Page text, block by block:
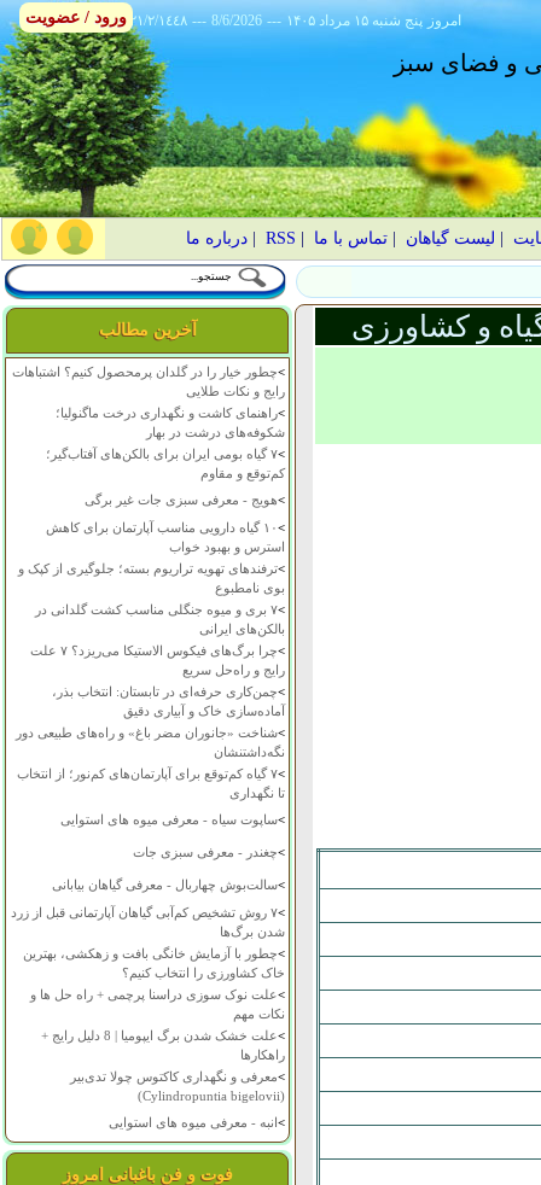
٢١/٢/١٤٤٨ --- 8/6/2026 --- ۱۴۰۵ پنج شنبه ۱۵ مرداد امروز
و فضای سبز
لیست گیاهان |تماس با ما RSS
|درباره ما
آخرین مطالب
>چطور خیار را در گلدان پرمحصول کنیم؟ اشتباهات
رایج و نکات طلایی
>راهنمای کاشت و نگهداری درخت ماگنولیا؛
شکوفه‌های درشت در بهار
>
۷ گیاه بومی ایران برای بالکن‌های آفتاب‌گیر؛
کم‌توقع و مقاوم
>هویج - معرفی سبزی جات غیر برگی
>
۱۰ گیاه دارویی مناسب آپارتمان برای کاهش
استرس و بهبود خواب
>ترفندهای تهویه تراریوم بسته؛ جلوگیری از کپک و
بوی نامطبوع
>
۷ بری و میوه جنگلی مناسب کشت گلدانی در
بالکن‌های ایرانی
>
چرا برگ‌های فیکوس الاستیکا می‌ریزد؟ ۷ علت
رایج و راه‌حل سریع
>چمن‌کاری حرفه‌ای در تابستان: انتخاب بذر،
آماده‌سازی خاک و آبیاری دقیق
>شناخت «جانوران مضر باغ» و راه‌های طبیعی دور
نگه‌داشتنشان
>
۷ گیاه کم‌توقع برای آپارتمان‌های کم‌نور؛ از انتخاب
تا نگهداری
>ساپوت سیاه - معرفی میوه های استوایی
>چغندر - معرفی سبزی جات
>سالت‌بوش چهاربال - معرفی گیاهان بیابانی
>
۷ روش تشخیص کم‌آبی گیاهان آپارتمانی قبل از زرد
شدن برگ‌ها
>چطور با آزمایش خانگی بافت و زهکشی، بهترین
خاک کشاورزی را انتخاب کنیم؟
>علت نوک سوزی دراسنا پرچمی + راه حل ها و
نکات مهم
>
علت خشک شدن برگ ایپومیا | 8 دلیل رایج +
راهکارها
>معرفی و نگهداری کاکتوس چولا تدی‌بیر
(Cylindropuntia bigelovii)
>انبه - معرفی میوه های استوایی
فوت و فن باغبانی امروز
و کشاورزی
ورود / عضویت